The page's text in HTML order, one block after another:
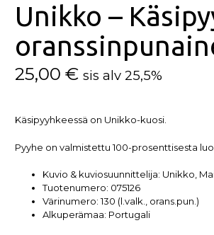
Unikko –
25,00€ sis alv 25,5%
Käsipyyhkeessä on Unikko-kuosi.
Pyyhe on valmistettu 100-prosenttisesta
Kuvio & kuviosuunnittelija: Unikko,
Tuotenumero: 075126
Värinumero: 130 (l.valk., orans.pun.)
Alkuperämaa: Portugali